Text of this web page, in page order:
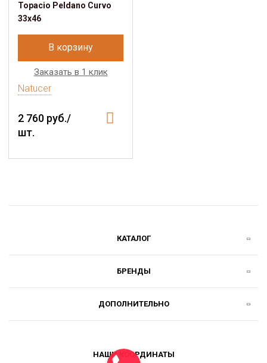
Topacio Peldano Curvo
33x46
В корзину
Заказать в 1 клик
Natucer
2 760 руб./
шт.
КАТАЛОГ
БРЕНДЫ
ДОПОЛНИТЕЛЬНО
НАШИ КООРДИНАТЫ